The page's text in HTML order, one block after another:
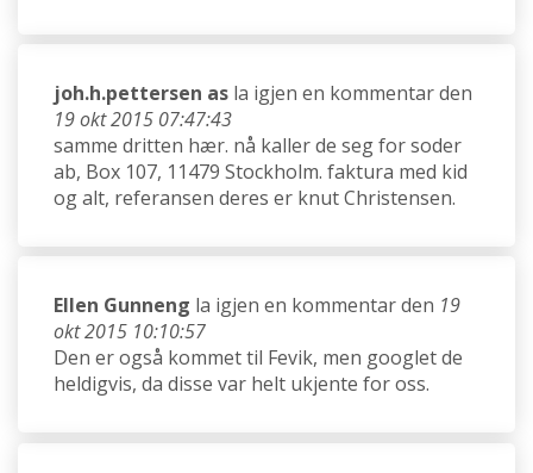
joh.h.pettersen as la igjen en kommentar den
19 okt 2015 07:47:43
samme dritten hær. nå kaller de seg for soder
ab, Box 107, 11479 Stockholm. faktura med kid
og alt, referansen deres er knut Christensen.
Ellen Gunneng la igjen en kommentar den 19
okt 2015 10:10:57
Den er også kommet til Fevik, men googlet de
heldigvis, da disse var helt ukjente for oss.